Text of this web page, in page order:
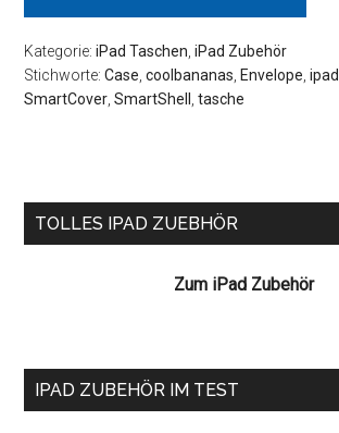
Kategorie:iPad Taschen ,iPad Zubehör
Stichworte:Case ,coolbananas ,Envelope ,ipad
SmartCover ,SmartShell ,tasche
Seitenspalte
TOLLES IPAD ZUEBHÖR
Zum iPad Zubehör
IPAD ZUBEHÖR IM TEST